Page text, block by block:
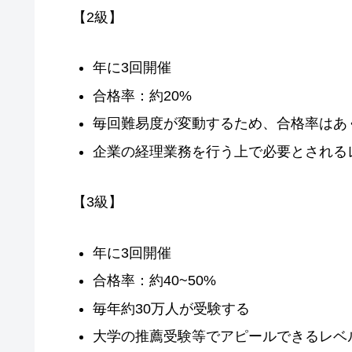
【2級】
年に3回開催
合格率：約20%
毎回難易度が変動するため、合格率はあ
企業の経理業務を行う上で必要とされる
【3級】
年に3回開催
合格率：約40~50%
毎年約30万人が受験する
大学の推薦受験等でアピールできるレベ